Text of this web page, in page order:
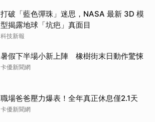
打破「藍色彈珠」迷思，NASA 最新 3D 模
型揭露地球「坑疤」真面目
科技新報
暑假下半場小新上陣 橡樹街末日動作驚悚
卡優新聞網
職場爸爸壓力爆表！全年真正休息僅2.1天
卡優新聞網